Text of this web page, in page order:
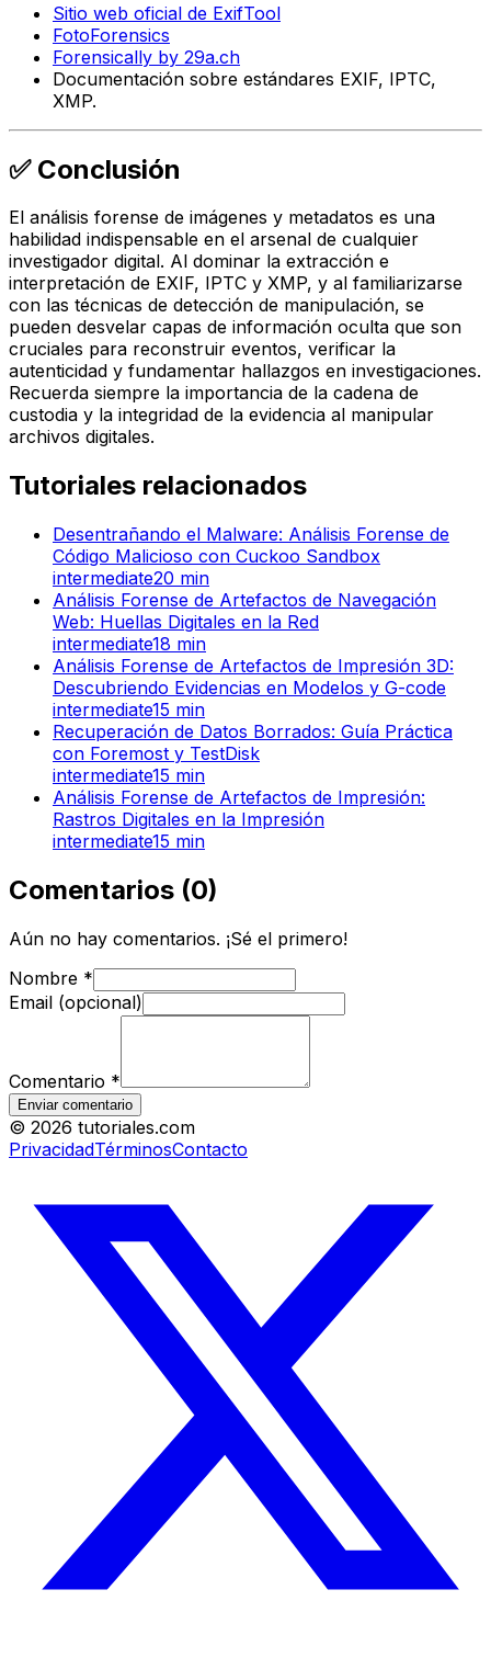
Sitio web oficial de ExifTool
FotoForensics
Forensically by 29a.ch
Documentación sobre estándares EXIF, IPTC,
XMP.
✅ Conclusión
El análisis forense de imágenes y metadatos es una
habilidad indispensable en el arsenal de cualquier
investigador digital. Al dominar la extracción e
interpretación de EXIF, IPTC y XMP, y al familiarizarse
con las técnicas de detección de manipulación, se
pueden desvelar capas de información oculta que son
cruciales para reconstruir eventos, verificar la
autenticidad y fundamentar hallazgos en investigaciones.
Recuerda siempre la importancia de la cadena de
custodia y la integridad de la evidencia al manipular
archivos digitales.
Tutoriales relacionados
Desentrañando el Malware: Análisis Forense de
Código Malicioso con Cuckoo Sandbox
intermediate20 min
Análisis Forense de Artefactos de Navegación
Web: Huellas Digitales en la Red
intermediate18 min
Análisis Forense de Artefactos de Impresión 3D:
Descubriendo Evidencias en Modelos y G-code
intermediate15 min
Recuperación de Datos Borrados: Guía Práctica
con Foremost y TestDisk
intermediate15 min
Análisis Forense de Artefactos de Impresión:
Rastros Digitales en la Impresión
intermediate15 min
Comentarios (0)
Aún no hay comentarios. ¡Sé el primero!
Nombre *
Email (opcional)
Comentario *
Enviar comentario
© 2026 tutoriales.com
PrivacidadTérminosContacto